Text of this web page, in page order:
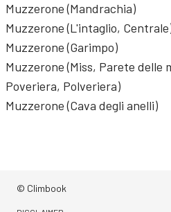
Muzzerone (Mandrachia)
Muzzerone (L'intaglio,
Muzzerone (Garimpo)
Muzzerone (Miss, Parete delle
Poveriera, Polveriera)
Muzzerone (Cava degli anelli)
© Climbook